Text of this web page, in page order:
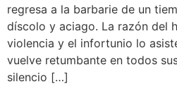
regresa a la barbarie de un
díscolo y aciago. La razón del
violencia y el infortunio lo
vuelve retumbante en todos
silencio […]